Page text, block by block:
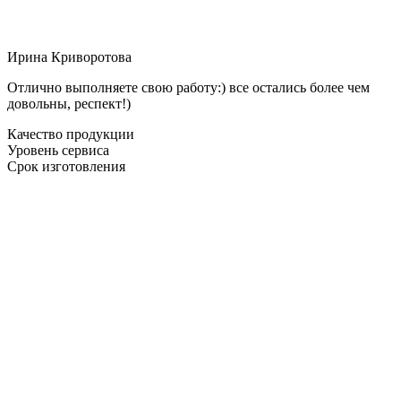
Ирина Криворотова
Отлично выполняете свою работу:) все остались более чем
довольны, респект!)
Качество продукции
Уровень сервиса
Срок изготовления